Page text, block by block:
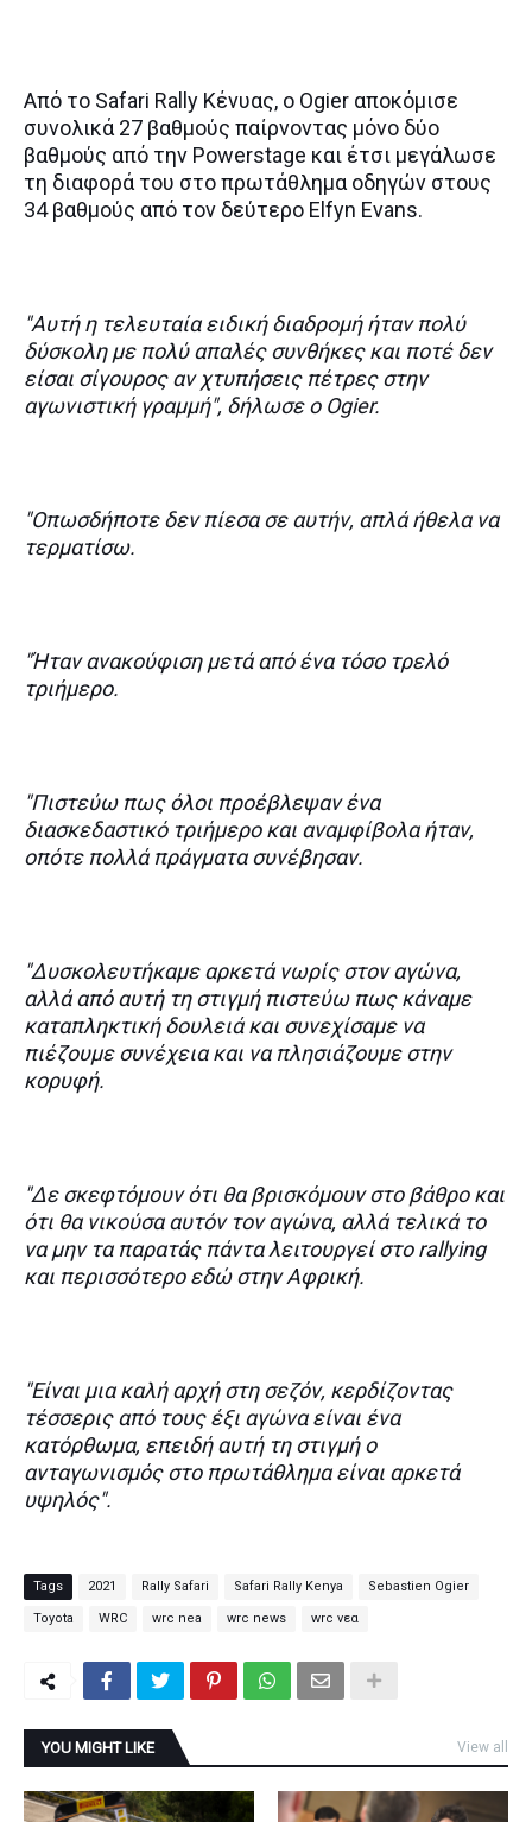
Από το Safari Rally Κένυας, ο Ogier αποκόμισε
συνολικά 27 βαθμούς παίρνοντας μόνο δύο
βαθμούς από την Powerstage και έτσι μεγάλωσε
τη διαφορά του στο πρωτάθλημα οδηγών στους
34 βαθμούς από τον δεύτερο Elfyn Evans.
"Αυτή η τελευταία ειδική διαδρομή ήταν πολύ
δύσκολη με πολύ απαλές συνθήκες και ποτέ δεν
είσαι σίγουρος αν χτυπήσεις πέτρες στην
αγωνιστική γραμμή", δήλωσε ο Ogier.
"Οπωσδήποτε δεν πίεσα σε αυτήν, απλά ήθελα να
τερματίσω.
"Ήταν ανακούφιση μετά από ένα τόσο τρελό
τριήμερο.
"Πιστεύω πως όλοι προέβλεψαν ένα
διασκεδαστικό τριήμερο και αναμφίβολα ήταν,
οπότε πολλά πράγματα συνέβησαν.
"Δυσκολευτήκαμε αρκετά νωρίς στον αγώνα,
αλλά από αυτή τη στιγμή πιστεύω πως κάναμε
καταπληκτική δουλειά και συνεχίσαμε να
πιέζουμε συνέχεια και να πλησιάζουμε στην
κορυφή.
"Δε σκεφτόμουν ότι θα βρισκόμουν στο βάθρο και
ότι θα νικούσα αυτόν τον αγώνα, αλλά τελικά το
να μην τα παρατάς πάντα λειτουργεί στο rallying
και περισσότερο εδώ στην Αφρική.
"Είναι μια καλή αρχή στη σεζόν, κερδίζοντας
τέσσερις από τους έξι αγώνα είναι ένα
κατόρθωμα, επειδή αυτή τη στιγμή ο
ανταγωνισμός στο πρωτάθλημα είναι αρκετά
υψηλός".
Tags 2021 Rally Safari Safari Rally Kenya Sebastien Ogier
Toyota WRC wrc nea wrc news wrc νεα
YOU MIGHT LIKE View all